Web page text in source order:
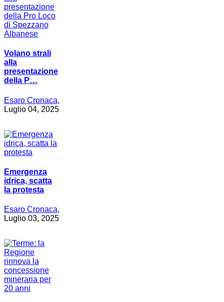
Volano strali
alla
presentazione
della P…
Esaro Cronaca,
Luglio 04, 2025
Emergenza
idrica, scatta
la protesta
Esaro Cronaca,
Luglio 03, 2025